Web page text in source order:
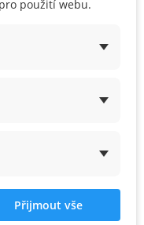
použití webu.
Přijmout vše